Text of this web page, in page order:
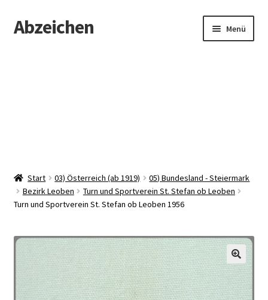
Zur
Navigation
Zum
Inhalt
Abzeichen Menü
Start 03) Österreich (ab 1919)
05) Bundesland - Steiermark
Bezirk Leoben
Turn und Sportverein St. Stefan ob Leoben
Turn und Sportverein St. Stefan ob Leoben 1956